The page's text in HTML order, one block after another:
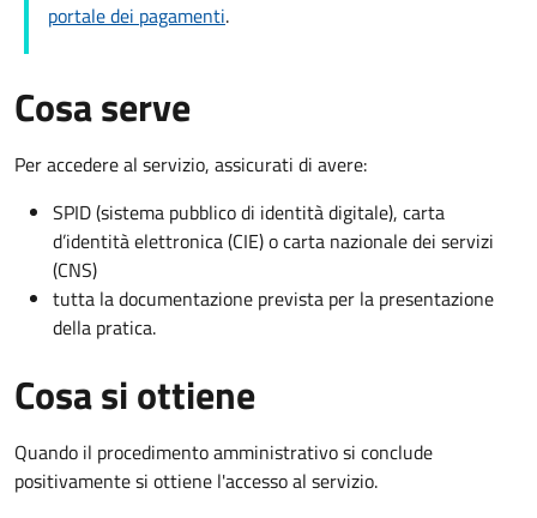
portale dei pagamenti.
Cosa serve
Per accedere al servizio, assicurati di avere:
SPID (sistema pubblico di identità digitale), carta
d’identità elettronica (CIE) o carta nazionale dei servizi
(CNS)
tutta la documentazione prevista per la presentazione
della pratica.
Cosa si ottiene
Quando il procedimento amministrativo si conclude
positivamente si ottiene l'accesso al servizio.